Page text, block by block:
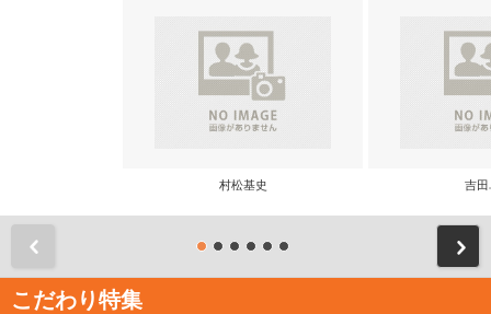
村松基史 吉田
こだわり特集